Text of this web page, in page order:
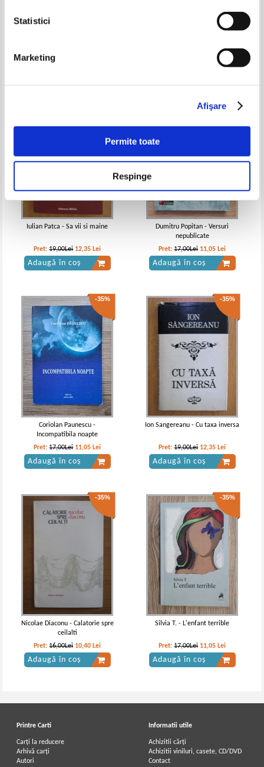
Statistici
Marketing
Afişare
Permite toate
Respinge
Adaugă în coș
Virgil Nistru Tiganus - Semne pe
Lei
Iulian Patca - Sa vii si maine
Pret:19,00Lei 12,35 Lei
Adaugă în coș
Dumitru Popitan - Versuri
nepublicate
Pret:17,00Lei 11,05 Lei
Adaugă în coș
-35%
Coriolan Paunescu -
Incompatibila noapte
Pret:17,00Lei 11,05 Lei
Adaugă în coș
-35%
Ion Sangereanu - Cu taxa inversa
Pret:19,00Lei 12,35 Lei
Adaugă în coș
-35%
Nicolae Diaconu - Calatorie spre
ceilalti
Pret:16,00Lei 10,40 Lei
Adaugă în coș
-35%
Silvia T. - L'enfant terrible
Pret:17,00Lei 11,05 Lei
Adaugă în coș
Printre Carti
Carți la reducere
Arhivă carți
Autori
Informatii utile
Achizitii cărți
Achizitii viniluri, casete, CD/DVD
Contact